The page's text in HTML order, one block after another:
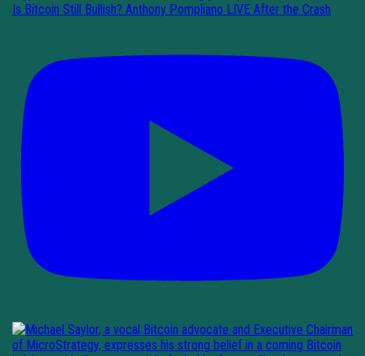
Is Bitcoin Still Bullish? Anthony Pompliano LIVE After the Crash